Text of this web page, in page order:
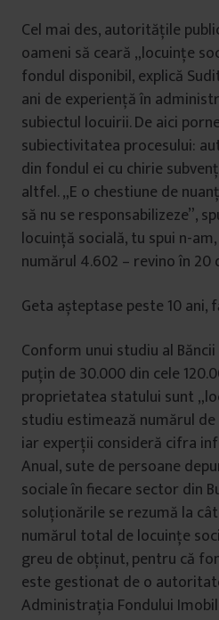
Cel mai des, autoritățile
oameni să ceară „locuințe
fondul disponibil, explică
ani de experiență în
subiectul locuirii. De aici
subiectivitatea procesului:
din fondul ei cu chirie
altfel. „E o chestiune de
să nu se responsabilizeze”,
locuință socială, tu spui n-
numărul 4.602 – revino în 20
Geta așteptase peste 10
Conform unui studiu al
puțin de 30.000 din cele
proprietatea statului sunt
studiu estimează numărul
iar experții consideră cifra
Anual, sute de persoane
sociale în fiecare sector din
soluționările se rezumă la
numărul total de locuințe
greu de obținut, pentru că
este gestionat de o
Administrația Fondului